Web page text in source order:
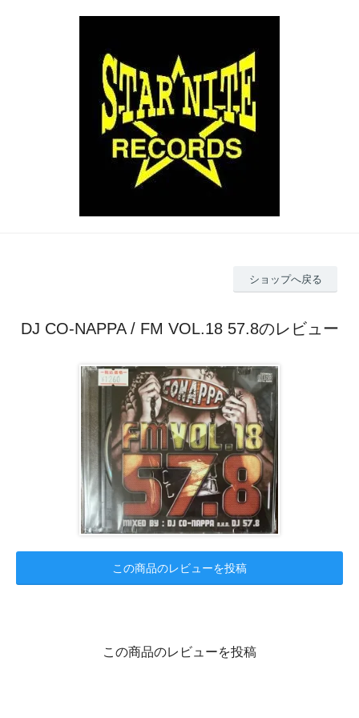
ショップへ戻る
DJ CO-NAPPA / FM VOL.18 57.8のレビュー
この商品のレビューを投稿
この商品のレビューを投稿